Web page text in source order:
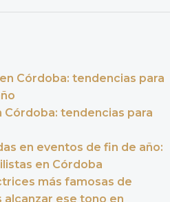
Córdoba: tendencias para
Córdoba: tendencias para
en eventos de fin de año:
en Córdoba
más famosas de
ese tono en